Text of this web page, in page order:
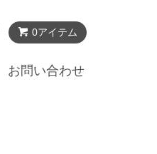
0アイテム
お問い合わせ